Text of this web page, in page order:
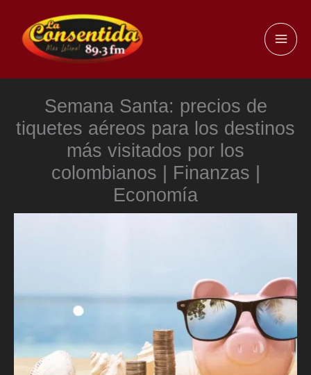
contenido
Semana Santa: precios de
tiquetes aéreos para los destinos
más visitados por los
colombianos | Finanzas |
Economía